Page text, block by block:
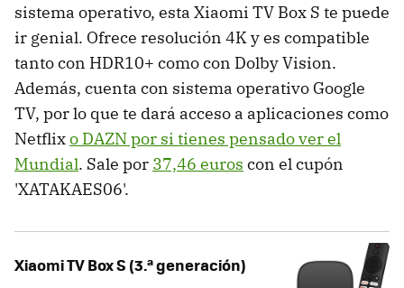
sistema operativo, esta Xiaomi TV Box S te puede
ir genial. Ofrece resolución 4K y es compatible
tanto con HDR10+ como con Dolby Vision.
Además, cuenta con sistema operativo Google
TV, por lo que te dará acceso a aplicaciones como
Netflixo DAZN por si tienes pensado ver el
Mundial. Sale por 37,46 euros con el cupón
'XATAKAES06'.
Xiaomi TV Box S (3.ª generación)